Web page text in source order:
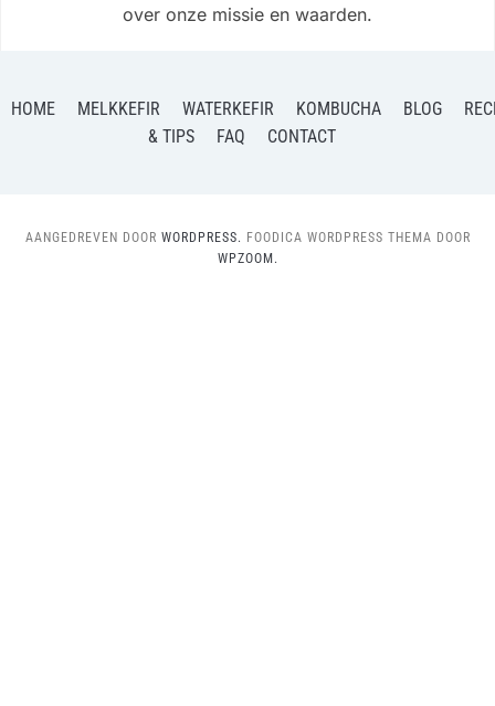
over onze missie en waarden.
HOME MELKKEFIR WATERKEFIR KOMBUCHA BLOG
& TIPS
FAQ CONTACT
AANGEDREVEN DOOR WORDPRESS. FOODICA WORDPRESS THEMA DOOR
WPZOOM.